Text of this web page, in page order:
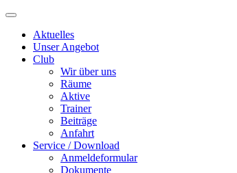
Aktuelles
Unser Angebot
Club
Wir über uns
Räume
Aktive
Trainer
Beiträge
Anfahrt
Service / Download
Anmeldeformular
Dokumente